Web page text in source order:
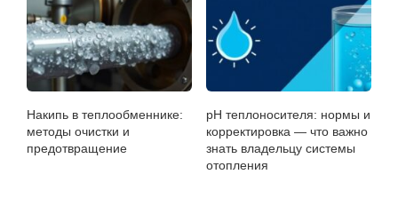
Накипь в теплообменнике:
методы очистки и
предотвращение
pH теплоносителя: нормы и
корректировка — что важно
знать владельцу системы
отопления